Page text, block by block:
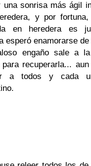
sonrisa más ágil
y por
en heredera es
esperó enamorarse
engaño sale a
recuperarla...
a todos y cada